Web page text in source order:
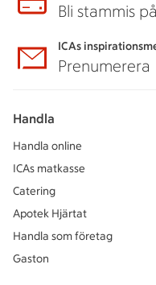
Bli stammis
ICAs
Prenumerera
Handla
Handla online
ICAs matkasse
Catering
Apotek Hjärtat
Handla som företag
Gaston